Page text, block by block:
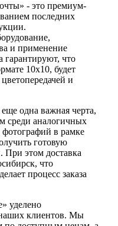
- это премиум-
последних
и применение
гарантируют, что
10х10, будет
и
одна важная черта,
среди аналогичных
фотографий в рамке
готовую
При этом доставка
что
процесс заказа
уделено
клиентов. Мы